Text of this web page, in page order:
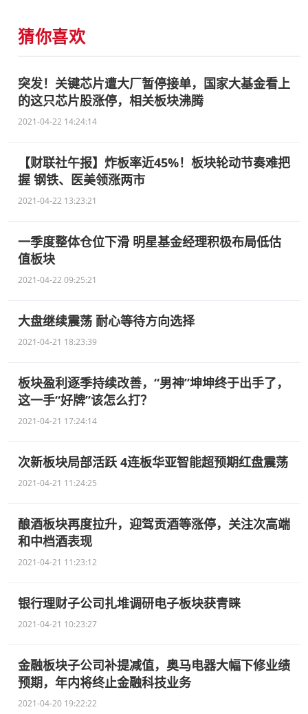
猜你喜欢
突发！关键芯片遭大厂暂停接单，国家大基金看上
的这只芯片股涨停，相关板块沸腾
2021-04-22 14:24:14
【财联社午报】炸板率近45%！板块轮动节奏难把
握 钢铁、医美领涨两市
2021-04-22 13:23:21
一季度整体仓位下滑 明星基金经理积极布局低估
值板块
2021-04-22 09:25:21
大盘继续震荡 耐心等待方向选择
2021-04-21 18:23:39
板块盈利逐季持续改善，“男神”坤坤终于出手了，
这一手“好牌”该怎么打？
2021-04-21 17:24:14
次新板块局部活跃 4连板华亚智能超预期红盘震荡
2021-04-21 11:24:25
酿酒板块再度拉升，迎驾贡酒等涨停，关注次高端
和中档酒表现
2021-04-21 11:23:12
银行理财子公司扎堆调研电子板块获青睐
2021-04-21 10:23:27
金融板块子公司补提减值，奥马电器大幅下修业绩
预期，年内将终止金融科技业务
2021-04-20 19:22:22